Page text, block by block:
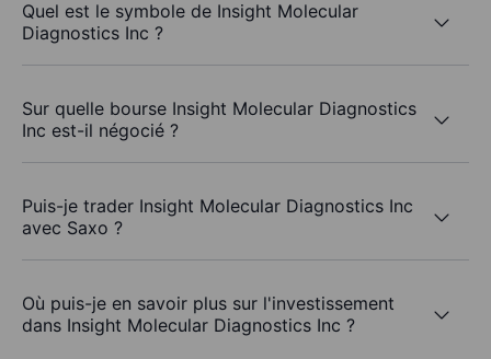
Quel est le symbole de Insight Molecular
Diagnostics Inc ?
Sur quelle bourse Insight Molecular Diagnostics
Inc est-il négocié ?
Puis-je trader Insight Molecular Diagnostics Inc
avec Saxo ?
Où puis-je en savoir plus sur l'investissement
dans Insight Molecular Diagnostics Inc ?